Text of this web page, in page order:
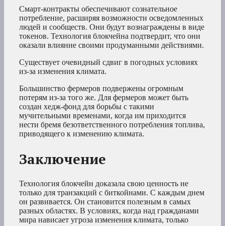
Смарт-контракты обеспечивают сознательное
потребление, расширяя возможности осведомленных
людей и сообществ. Они будут вознаграждены в виде
токенов. Технология блокчейна подтвердит, что они
оказали влияние своими продуманными действиями.
Существует очевидный сдвиг в погодных условиях
из-за изменения климата.
Большинство фермеров подвержены огромным
потерям из-за того же. Для фермеров может быть
создан хедж-фонд для борьбы с такими
мучительными временами, когда им приходится
нести бремя безответственного потребления топлива,
приводящего к изменению климата.
Заключение
Технология блокчейн доказала свою ценность не
только для транзакций с биткойнами. С каждым днем
он развивается. Он становится полезным в самых
разных областях. В условиях, когда над гражданами
мира нависает угроза изменения климата, только